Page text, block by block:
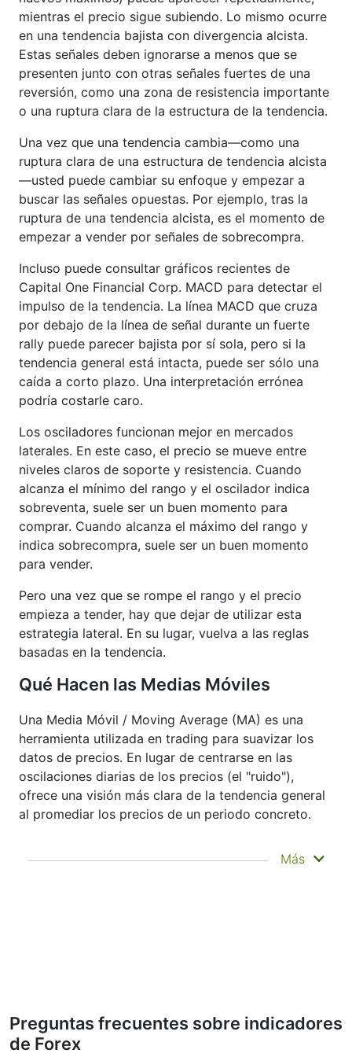
mientras el precio sigue subiendo. Lo mismo ocurre
en una tendencia bajista con divergencia alcista.
Estas señales deben ignorarse a menos que se
presenten junto con otras señales fuertes de una
reversión, como una zona de resistencia importante
o una ruptura clara de la estructura de la tendencia.
Una vez que una tendencia cambia—como una
ruptura clara de una estructura de tendencia alcista
—usted puede cambiar su enfoque y empezar a
buscar las señales opuestas. Por ejemplo, tras la
ruptura de una tendencia alcista, es el momento de
empezar a vender por señales de sobrecompra.
Incluso puede consultar gráficos recientes de
Capital One Financial Corp. MACD para detectar el
impulso de la tendencia. La línea MACD que cruza
por debajo de la línea de señal durante un fuerte
rally puede parecer bajista por sí sola, pero si la
tendencia general está intacta, puede ser sólo una
caída a corto plazo. Una interpretación errónea
podría costarle caro.
Los osciladores funcionan mejor en mercados
laterales. En este caso, el precio se mueve entre
niveles claros de soporte y resistencia. Cuando
alcanza el mínimo del rango y el oscilador indica
sobreventa, suele ser un buen momento para
comprar. Cuando alcanza el máximo del rango y
indica sobrecompra, suele ser un buen momento
para vender.
Pero una vez que se rompe el rango y el precio
empieza a tender, hay que dejar de utilizar esta
estrategia lateral. En su lugar, vuelva a las reglas
basadas en la tendencia.
Qué Hacen las Medias Móviles
Una Media Móvil / Moving Average (MA) es una
herramienta utilizada en trading para suavizar los
datos de precios. En lugar de centrarse en las
oscilaciones diarias de los precios (el "ruido"),
ofrece una visión más clara de la tendencia general
al promediar los precios de un periodo concreto.
No predice la evolución futura de los precios
configuraciones de Medias Móviles de Capital
One Financial Corp. podrían usar una
Más
Preguntas frecuentes sobre indicadores
de Forex